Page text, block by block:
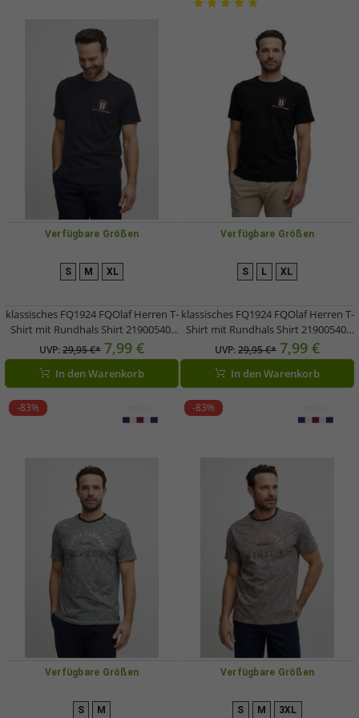
Verfügbare Größen
S M XL
klassisches FQ1924 FQOlaf Herren T-
Shirt mit Rundhals Shirt 21900540-
ME-194011 Grau
UVP:29,95 €* 7,99 €
In den Warenkorb
Verfügbare Größen
S L XL
klassisches FQ1924 FQOlaf Herren T-
Shirt mit Rundhals Shirt 21900540-
ME-193911 Schwarz
UVP:29,95 €* 7,99 €
In den Warenkorb
-83%
Verfügbare Größen
S M
-83%
Verfügbare Größen
S M 3XL